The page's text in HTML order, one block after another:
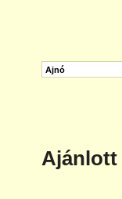
Ajnó
Ajánlott